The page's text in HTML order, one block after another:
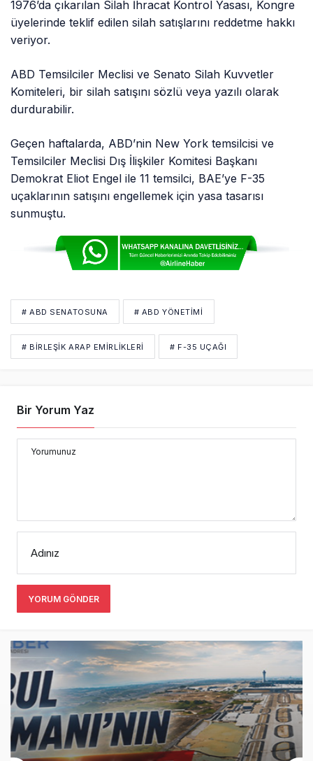
1976’da çıkarılan Silah İhracat Kontrol Yasası, Kongre
üyelerinde teklif edilen silah satışlarını reddetme hakkı
veriyor.
ABD Temsilciler Meclisi ve Senato Silah Kuvvetler
Komiteleri, bir silah satışını sözlü veya yazılı olarak
durdurabilir.
Geçen haftalarda, ABD’nin New York temsilcisi ve
Temsilciler Meclisi Dış İlişkiler Komitesi Başkanı
Demokrat Eliot Engel ile 11 temsilci, BAE’ye F-35
uçaklarının satışını engellemek için yasa tasarısı
sunmuştu.
# ABD SENATOSUNA # ABD YÖNETIMI
# BIRLEŞIK ARAP EMIRLIKLERI # F-35 UÇAĞI
Bir Yorum Yaz
Yorumunuz
Adınız
YORUM GÖNDER